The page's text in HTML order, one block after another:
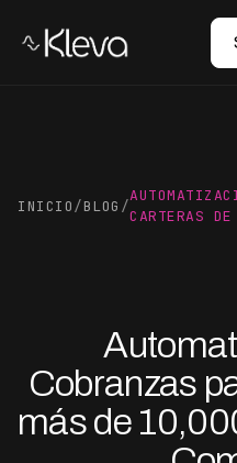
INICIO/BLOG /
CARTERAS
Cobranzas
más de